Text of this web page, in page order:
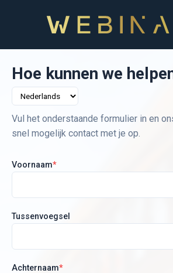
Hoe kunnen we
Vul het onderstaande formulier in en
snel mogelijk contact met je op.
Voornaam*
Tussenvoegsel
Achternaam*